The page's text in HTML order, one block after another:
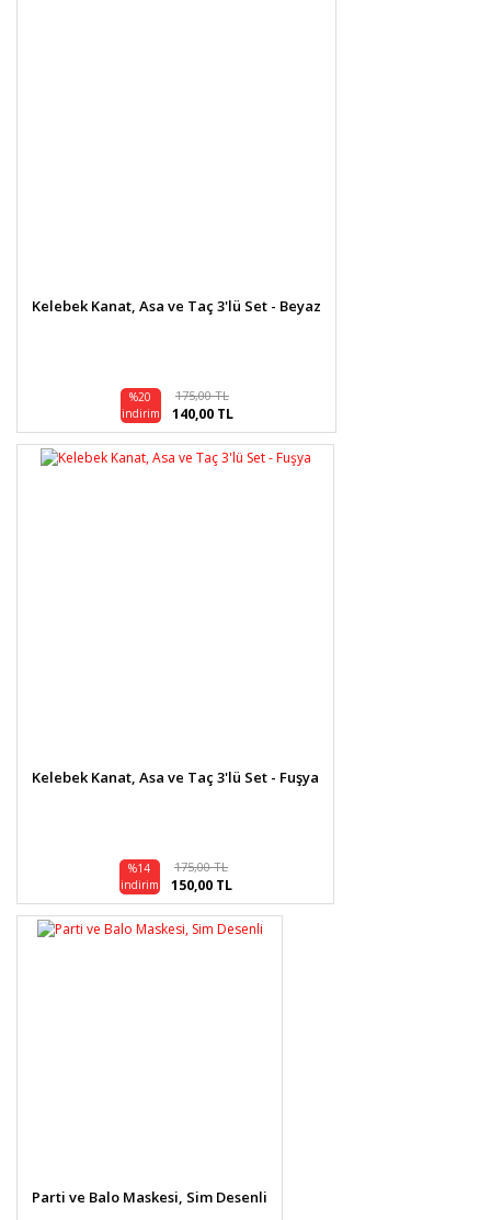
Gönder
Kelebek Kanat, Asa ve Taç 3'lü Set - Beyaz
%20
indirim
175,00 TL
140,00 TL
Kelebek Kanat, Asa ve Taç 3'lü Set - Fuşya
%14
indirim
175,00 TL
150,00 TL
Parti ve Balo Maskesi, Sim Desenli